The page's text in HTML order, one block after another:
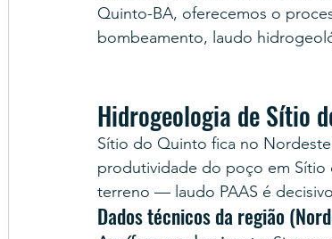
Quinto-BA, oferecemos o
bombeamento, laudo
Hidrogeologia de Sítio
Sítio do Quinto fica no
produtividade do poço em
terreno — laudo PAAS é
Dados técnicos da região